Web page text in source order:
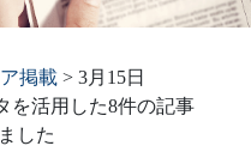
掲載> 3月15日
を活用した8件の記事
した